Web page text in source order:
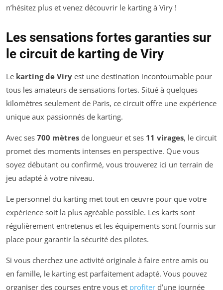
n’hésitez plus et venez découvrir le karting à Viry !
Les sensations fortes garanties sur
le circuit de karting de Viry
Le karting de Viry est une destination incontournable pour
tous les amateurs de sensations fortes. Situé à quelques
kilomètres seulement de Paris, ce circuit offre une expérience
unique aux passionnés de karting.
Avec ses 700 mètres de longueur et ses 11 virages, le circuit
promet des moments intenses en perspective. Que vous
soyez débutant ou confirmé, vous trouverez ici un terrain de
jeu adapté à votre niveau.
Le personnel du karting met tout en œuvre pour que votre
expérience soit la plus agréable possible. Les karts sont
régulièrement entretenus et les équipements sont fournis sur
place pour garantir la sécurité des pilotes.
Si vous cherchez une activité originale à faire entre amis ou
en famille, le karting est parfaitement adapté. Vous pouvez
organiser des courses entre vous et profiter d’une journée